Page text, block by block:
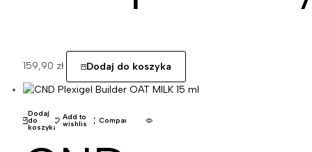
159,90 zł Dodaj do koszyka
Dodaj
do
koszyka
Add to
wishlist Compare